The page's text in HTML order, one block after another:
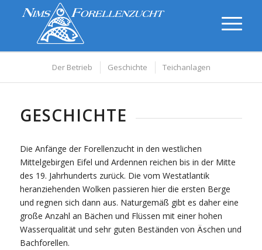
Der Betrieb Geschichte Teichanlagen
GESCHICHTE
Die Anfänge der Forellenzucht in den westlichen
Mittelgebirgen Eifel und Ardennen reichen bis in der Mitte
des 19. Jahrhunderts zurück. Die vom Westatlantik
heranziehenden Wolken passieren hier die ersten Berge
und regnen sich dann aus. Naturgemäß gibt es daher eine
große Anzahl an Bächen und Flüssen mit einer hohen
Wasserqualität und sehr guten Beständen von Äschen und
Bachforellen.